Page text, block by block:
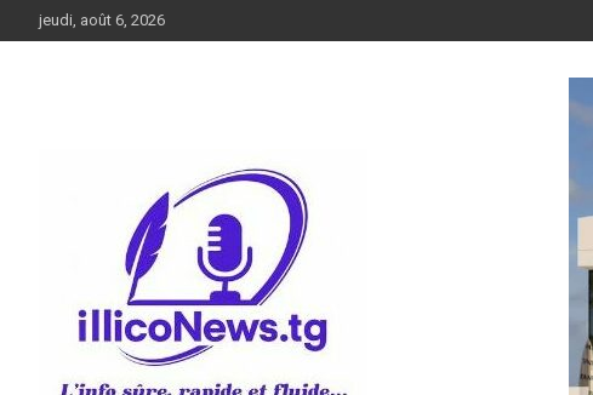
au
jeudi, août 6, 2026